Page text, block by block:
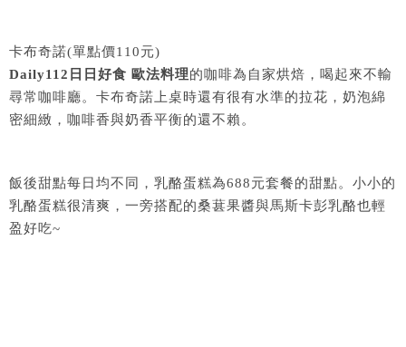
卡布奇諾(單點價110元)
Daily112日日好食 歐法料理的咖啡為自家烘焙，喝起來不輸
尋常咖啡廳。卡布奇諾上桌時還有很有水準的拉花，奶泡綿
密細緻，咖啡香與奶香平衡的還不賴。
飯後甜點每日均不同，乳酪蛋糕為688元套餐的甜點。小小的
乳酪蛋糕很清爽，一旁搭配的桑葚果醬與馬斯卡彭乳酪也輕
盈好吃~